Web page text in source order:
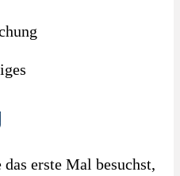
erste Mal besuchst,